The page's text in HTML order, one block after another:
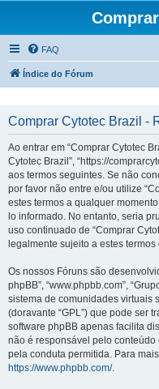
FAQ
Índice do Fórum
Comprar Cytotec Brazil -
Ao entrar em “Comprar Cytotec
Cytotec Brazil”, “https://
aos termos seguintes. Se não
por favor não entre e/ou utilize
estes termos a qualquer
lo informado. No entanto, seria
uso continuado de “Comprar
legalmente sujeito a estes
Os nossos Fóruns são
phpBB”, “www.phpbb.com”,
sistema de comunidades virtuais
(doravante “GPL”) que pode ser
software phpBB apenas facilita
não é responsável pelo
pela conduta permitida. Para
https://www.phpbb.com/.